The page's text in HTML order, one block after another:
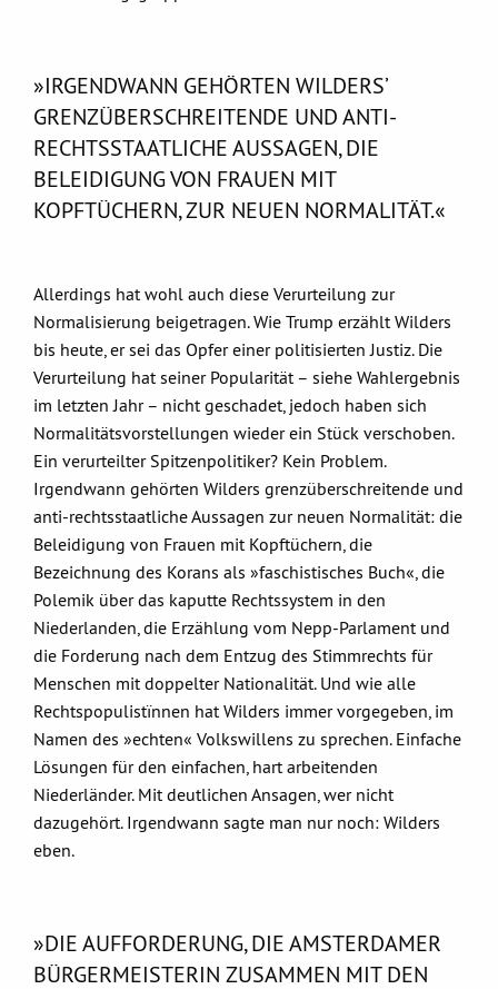
»IRGENDWANN GEHÖRTEN WILDERS’
GRENZÜBERSCHREITENDE UND ANTI-
RECHTSSTAATLICHE AUSSAGEN, DIE
BELEIDIGUNG VON FRAUEN MIT
KOPFTÜCHERN, ZUR NEUEN NORMALITÄT.«
Allerdings hat wohl auch diese Verurteilung zur
Normalisierung beigetragen. Wie Trump erzählt Wilders
bis heute, er sei das Opfer einer politisierten Justiz. Die
Verurteilung hat seiner Popularität – siehe Wahlergebnis
im letzten Jahr – nicht geschadet, jedoch haben sich
Normalitätsvorstellungen wieder ein Stück verschoben.
Ein verurteilter Spitzenpolitiker? Kein Problem.
Irgendwann gehörten Wilders grenzüberschreitende und
anti-rechtsstaatliche Aussagen zur neuen Normalität: die
Beleidigung von Frauen mit Kopftüchern, die
Bezeichnung des Korans als »faschistisches Buch«, die
Polemik über das kaputte Rechtssystem in den
Niederlanden, die Erzählung vom Nepp-Parlament und
die Forderung nach dem Entzug des Stimmrechts für
Menschen mit doppelter Nationalität. Und wie alle
Rechtspopulistïnnen hat Wilders immer vorgegeben, im
Namen des »echten« Volkswillens zu sprechen. Einfache
Lösungen für den einfachen, hart arbeitenden
Niederländer. Mit deutlichen Ansagen, wer nicht
dazugehört. Irgendwann sagte man nur noch: Wilders
eben.
»DIE AUFFORDERUNG, DIE AMSTERDAMER
BÜRGERMEISTERIN ZUSAMMEN MIT DEN